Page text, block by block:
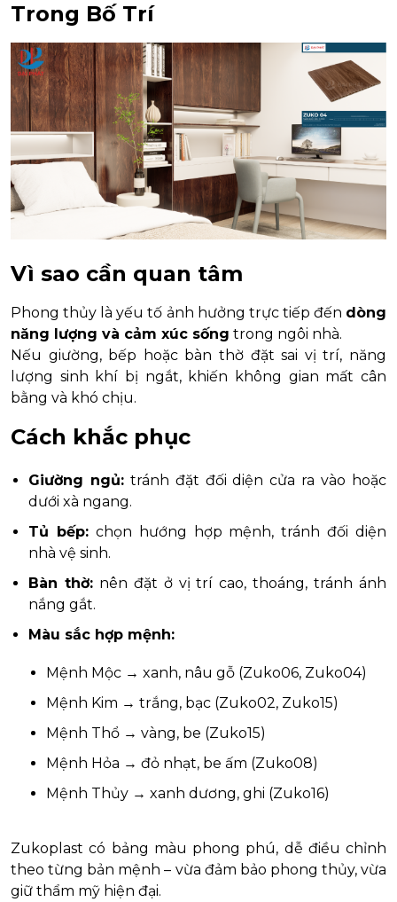
Trong Bố Trí
Vì sao cần quan tâm
Phong thủy là yếu tố ảnh hưởng trực tiếp đến dòng
năng lượng và cảm xúc sống trong ngôi nhà.
Nếu giường, bếp hoặc bàn thờ đặt sai vị trí, năng
lượng sinh khí bị ngắt, khiến không gian mất cân
bằng và khó chịu.
Cách khắc phục
Giường ngủ:tránh đặt đối diện cửa ra vào hoặc
dưới xà ngang.
Tủ bếp:chọn hướng hợp mệnh, tránh đối diện
nhà vệ sinh.
Bàn thờ:nên đặt ở vị trí cao, thoáng, tránh ánh
nắng gắt.
Màu sắc hợp mệnh:
Mệnh Mộc → xanh, nâu gỗ (Zuko06, Zuko04)
Mệnh Kim → trắng, bạc (Zuko02, Zuko15)
Mệnh Thổ → vàng, be (Zuko15)
Mệnh Hỏa → đỏ nhạt, be ấm (Zuko08)
Mệnh Thủy → xanh dương, ghi (Zuko16)
Zukoplast có bảng màu phong phú, dễ điều chỉnh
theo từng bản mệnh – vừa đảm bảo phong thủy, vừa
giữ thẩm mỹ hiện đại.